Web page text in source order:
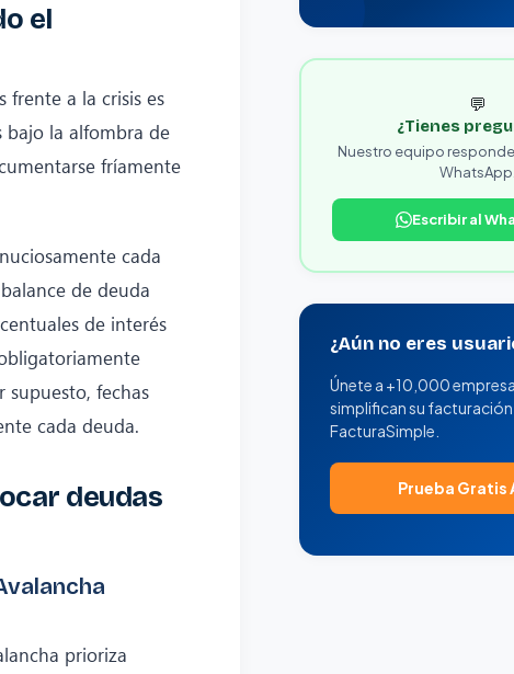
el
frente a la crisis es
bajo la alfombra de
fríamente
cada
de deuda
de interés
supuesto, fechas
cada deuda.
deudas
prioriza
💬
¿Tienes
Nuestro equipo
WhatsApp.
Escribir al
¿Aún no eres
Únete a +10,000
simplifican su
FacturaSimple.
Prueba Gratis